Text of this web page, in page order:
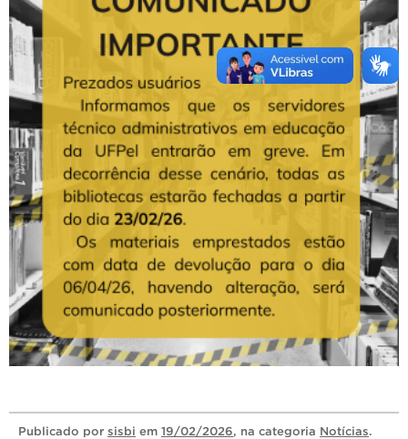
Publicado por sisbi em 19/02/2026, na categoria Notícias.